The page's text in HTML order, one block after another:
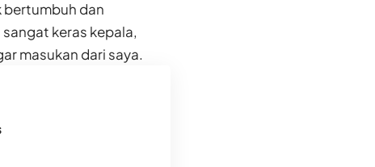
bertumbuh dan
keras kepala,
masukan dari saya.